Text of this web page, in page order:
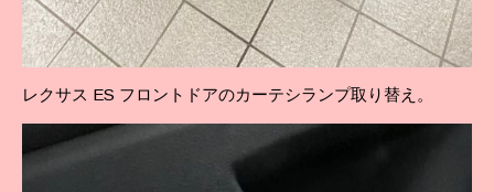
レクサス ES フロントドアのカーテシランプ取り替え。